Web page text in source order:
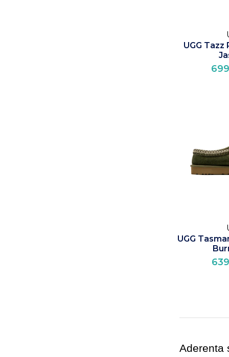
UGG Tazz
UGG
Aderenta